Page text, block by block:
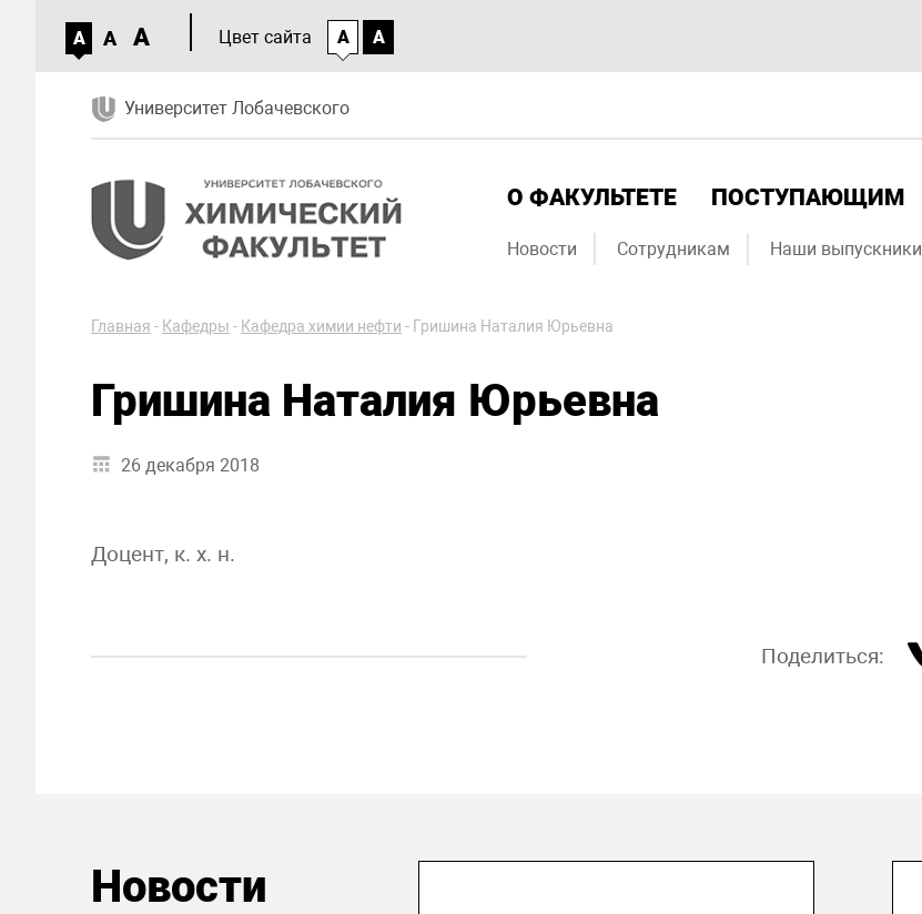
A A A Цвет сайта A A
Университет Лобачевского
О ФАКУЛЬТЕТЕ ПОСТУПАЮЩИМ
Новости Сотрудникам Наши выпускники
Главная - Кафедры - Кафедра химии нефти - Гришина Наталия Юрьевна
Гришина Наталия Юрьевна
26 декабря 2018
Доцент, к. х. н.
Поделиться:
Новости